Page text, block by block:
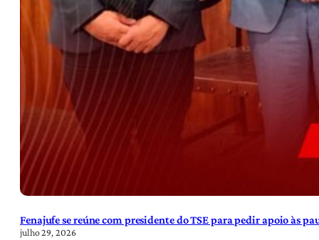
Fenajufe se reúne com presidente do TSE para pedir apoio às
julho 29, 2026